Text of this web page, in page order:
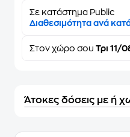
Σε κατάστημα Public
Διαθεσιμότητα ανά
Στον χώρο σου Τρι 11/
Άτοκες δόσεις με ή